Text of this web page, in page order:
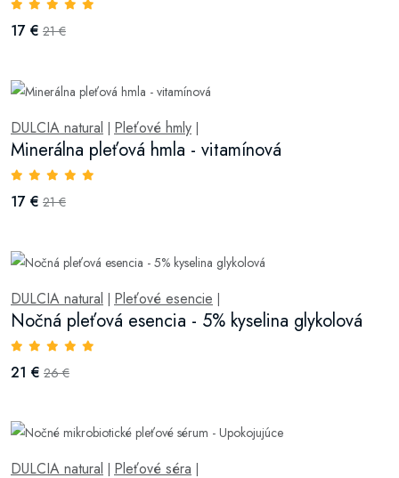
17 € 21 €
DULCIA natural | Pleťové hmly |
Minerálna pleťová hmla - vitamínová
17 € 21 €
DULCIA natural | Pleťové esencie |
Nočná pleťová esencia - 5% kyselina glykolová
21 € 26 €
DULCIA natural Pleťové séra